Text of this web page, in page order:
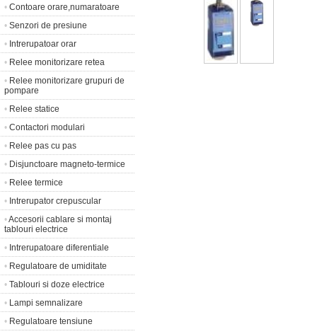
• Contoare orare,numaratoare
• Senzori de presiune
• Intrerupatoar orar
• Relee monitorizare retea
• Relee monitorizare grupuri de
pompare
• Relee statice
• Contactori modulari
• Relee pas cu pas
• Disjunctoare magneto-termice
• Relee termice
• Intrerupator crepuscular
•Accesorii cablare si montaj
tablouri electrice
• Intrerupatoare diferentiale
• Regulatoare de umiditate
• Tablouri si doze electrice
• Lampi semnalizare
• Regulatoare tensiune